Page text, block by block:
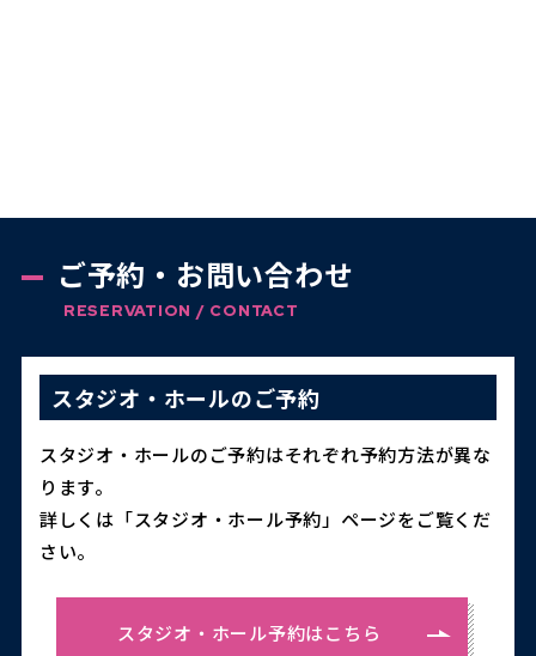
ご予約・お問い合わせ
RESERVATION / CONTACT
スタジオ・ホールのご予約
スタジオ・ホールのご予約はそれぞれ予約方法が異な
ります。
詳しくは「スタジオ・ホール予約」ページをご覧くだ
さい。
スタジオ・ホール予約はこちら